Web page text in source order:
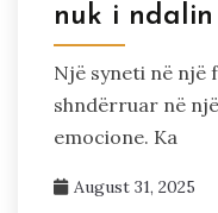
nuk i
Një syneti në një
shndërruar në
emocione. Ka
August 31, 2025